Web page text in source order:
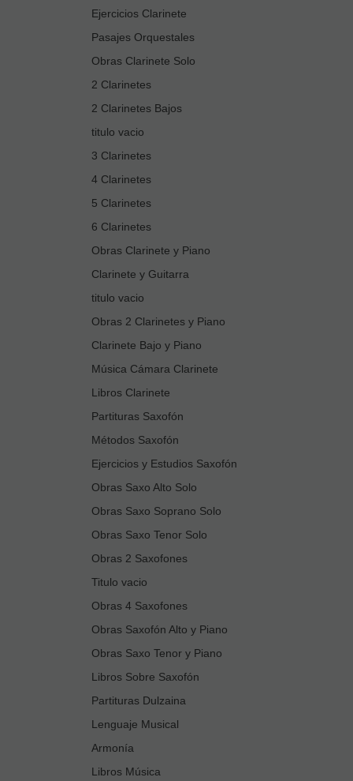
Ejercicios Clarinete
Pasajes Orquestales
Obras Clarinete Solo
2 Clarinetes
2 Clarinetes Bajos
titulo vacio
3 Clarinetes
4 Clarinetes
5 Clarinetes
6 Clarinetes
Obras Clarinete y Piano
Clarinete y Guitarra
titulo vacio
Obras 2 Clarinetes y Piano
Clarinete Bajo y Piano
Música Cámara Clarinete
Libros Clarinete
Partituras Saxofón
Métodos Saxofón
Ejercicios y Estudios Saxofón
Obras Saxo Alto Solo
Obras Saxo Soprano Solo
Obras Saxo Tenor Solo
Obras 2 Saxofones
Titulo vacio
Obras 4 Saxofones
Obras Saxofón Alto y Piano
Obras Saxo Tenor y Piano
Libros Sobre Saxofón
Partituras Dulzaina
Lenguaje Musical
Armonía
Libros Música